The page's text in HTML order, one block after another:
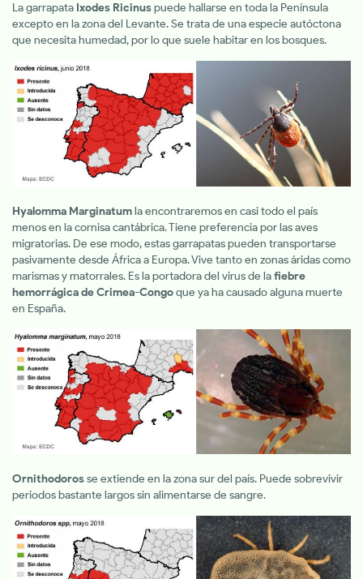
La garrapata Ixodes Ricinuspuede hallarse en toda la Península
excepto en la zona del Levante. Se trata de una especie autóctona
que necesita humedad, por lo que suele habitar en los bosques.
Hyalomma Marginatumla encontraremos en casi todo el país
menos en la cornisa cantábrica. Tiene preferencia por las aves
migratorias. De ese modo, estas garrapatas pueden transportarse
pasivamente desde África a Europa. Vive tanto en zonas áridas como
marismas y matorrales. Es la portadora del virus de lafiebre
hemorrágica de Crimea-Congoque ya ha causado alguna muerte
en España.
Ornithodorosse extiende en la zona sur del país. Puede sobrevivir
periodos bastante largos sin alimentarse de sangre.